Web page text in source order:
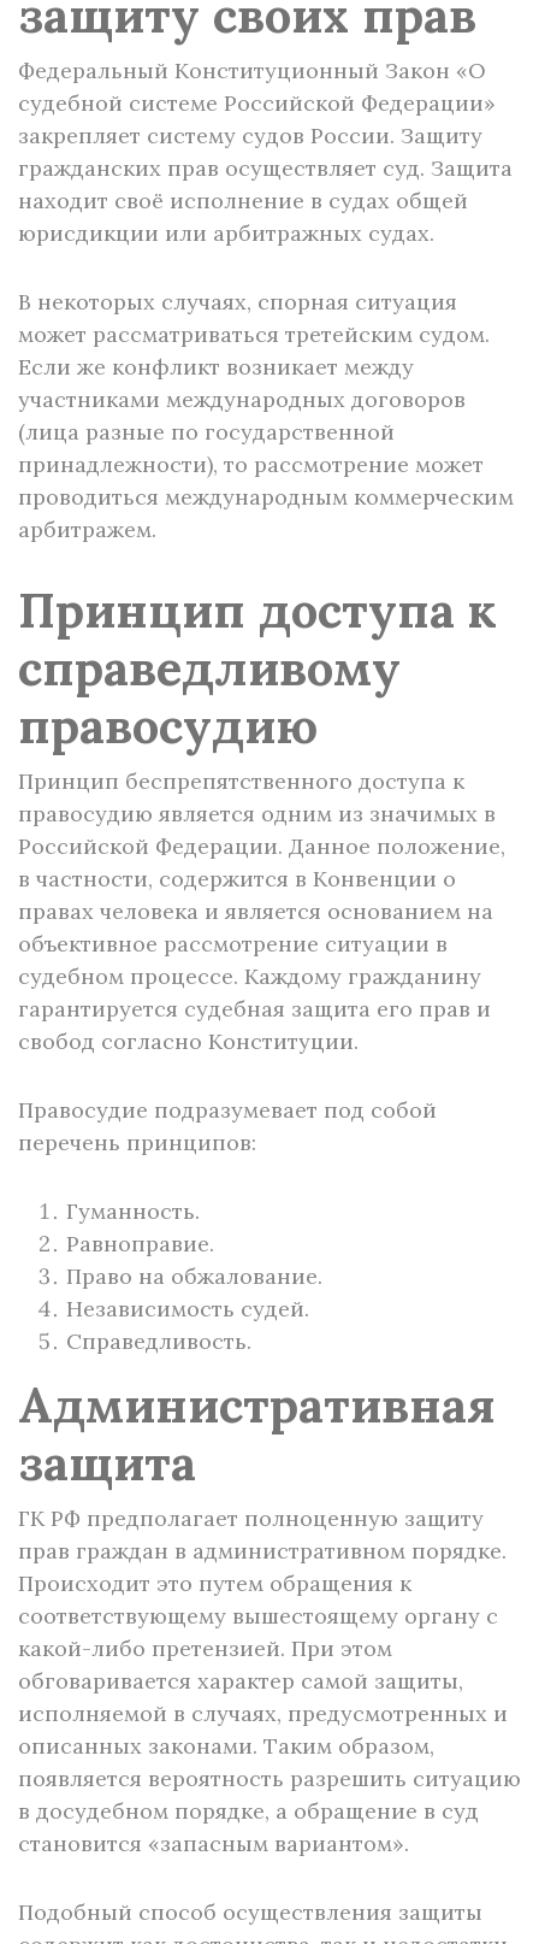
защиту своих прав
Федеральный Конституционный Закон «О
судебной системе Российской Федерации»
закрепляет систему судов России. Защиту
гражданских прав осуществляет суд. Защита
находит своё исполнение в судах общей
юрисдикции или арбитражных судах.
В некоторых случаях, спорная ситуация
может рассматриваться третейским судом.
Если же конфликт возникает между
участниками международных договоров
(лица разные по государственной
принадлежности), то рассмотрение может
проводиться международным коммерческим
арбитражем.
Принцип доступа к
справедливому
правосудию
Принцип беспрепятственного доступа к
правосудию является одним из значимых в
Российской Федерации. Данное положение,
в частности, содержится в Конвенции о
правах человека и является основанием на
объективное рассмотрение ситуации в
судебном процессе. Каждому гражданину
гарантируется судебная защита его прав и
свобод согласно Конституции.
Правосудие подразумевает под собой
перечень принципов:
Гуманность.
Равноправие.
Право на обжалование.
Независимость судей.
Справедливость.
Административная
защита
ГК РФ предполагает полноценную защиту
прав граждан в административном порядке.
Происходит это путем обращения к
соответствующему вышестоящему органу с
какой-либо претензией. При этом
обговаривается характер самой защиты,
исполняемой в случаях, предусмотренных и
описанных законами. Таким образом,
появляется вероятность разрешить ситуацию
в досудебном порядке, а обращение в суд
становится «запасным вариантом».
Подобный способ осуществления защиты